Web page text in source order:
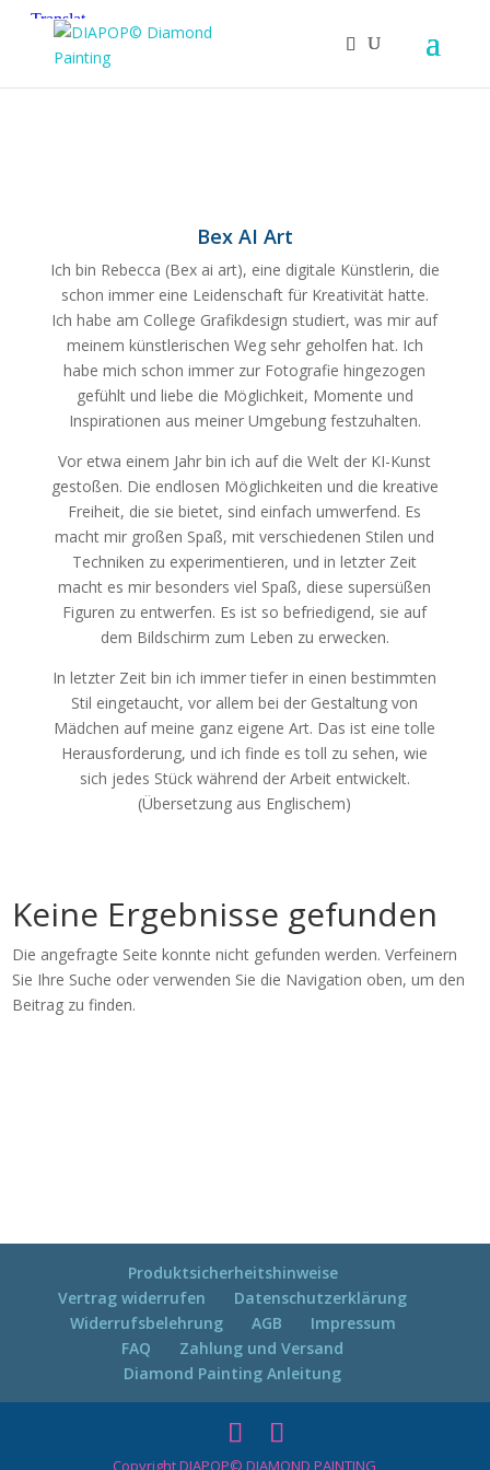
Bex AI Art
Ich bin Rebecca (Bex ai art), eine digitale Künstlerin, die
schon immer eine Leidenschaft für Kreativität hatte.
Ich habe am College Grafikdesign studiert, was mir auf
meinem künstlerischen Weg sehr geholfen hat. Ich
habe mich schon immer zur Fotografie hingezogen
gefühlt und liebe die Möglichkeit, Momente und
Inspirationen aus meiner Umgebung festzuhalten.
Vor etwa einem Jahr bin ich auf die Welt der KI-Kunst
gestoßen. Die endlosen Möglichkeiten und die kreative
Freiheit, die sie bietet, sind einfach umwerfend. Es
macht mir großen Spaß, mit verschiedenen Stilen und
Techniken zu experimentieren, und in letzter Zeit
macht es mir besonders viel Spaß, diese supersüßen
Figuren zu entwerfen. Es ist so befriedigend, sie auf
dem Bildschirm zum Leben zu erwecken.
In letzter Zeit bin ich immer tiefer in einen bestimmten
Stil eingetaucht, vor allem bei der Gestaltung von
Mädchen auf meine ganz eigene Art. Das ist eine tolle
Herausforderung, und ich finde es toll zu sehen, wie
sich jedes Stück während der Arbeit entwickelt.
(Übersetzung aus Englischem)
Keine Ergebnisse gefunden
Die angefragte Seite konnte nicht gefunden werden. Verfeinern
Sie Ihre Suche oder verwenden Sie die Navigation oben, um den
Beitrag zu finden.
Produktsicherheitshinweise
Vertrag widerrufen
Datenschutzerklärung
Widerrufsbelehrung
AGB
Impressum
FAQ
Zahlung und Versand
Diamond Painting Anleitung
Copyright DIAPOP© DIAMOND PAINTING